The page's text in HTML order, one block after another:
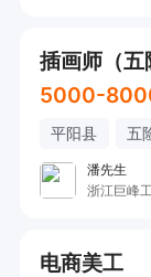
插画师（五
5000-
平阳县 五
潘先生
浙江巨峰
电商美工